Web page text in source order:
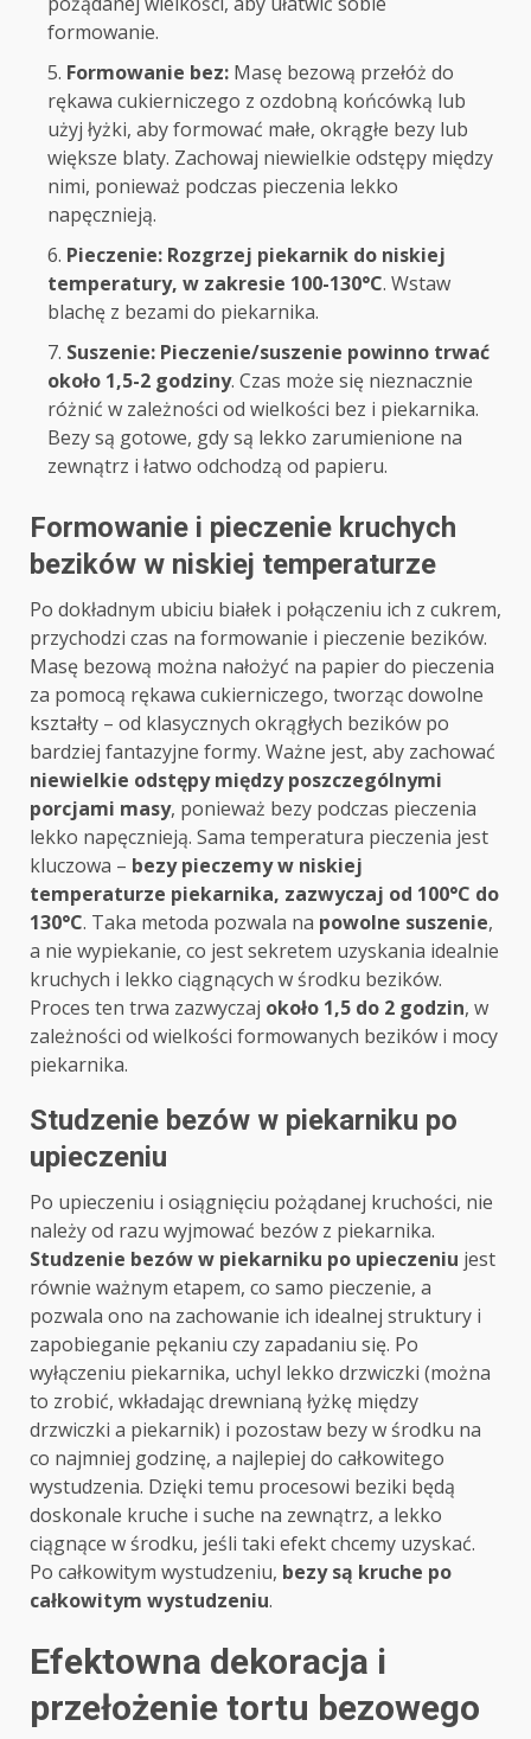
formowanie.
Formowanie bez: Masę bezową przełóż do
rękawa cukierniczego z ozdobną końcówką lub
użyj łyżki, aby formować małe, okrągłe bezy lub
większe blaty. Zachowaj niewielkie odstępy między
nimi, ponieważ podczas pieczenia lekko
napęcznieją.
Pieczenie: Rozgrzej piekarnik do niskiej
temperatury, w zakresie 100-130°C. Wstaw
blachę z bezami do piekarnika.
Suszenie: Pieczenie/suszenie powinno trwać
około 1,5-2 godziny. Czas może się nieznacznie
różnić w zależności od wielkości bez i piekarnika.
Bezy są gotowe, gdy są lekko zarumienione na
zewnątrz i łatwo odchodzą od papieru.
Formowanie i pieczenie kruchych
bezików w niskiej temperaturze
Po dokładnym ubiciu białek i połączeniu ich z cukrem,
przychodzi czas na formowanie i pieczenie bezików.
Masę bezową można nałożyć na papier do pieczenia
za pomocą rękawa cukierniczego, tworząc dowolne
kształty – od klasycznych okrągłych bezików po
bardziej fantazyjne formy. Ważne jest, aby zachować
niewielkie odstępy między poszczególnymi
porcjami masy, ponieważ bezy podczas pieczenia
lekko napęcznieją. Sama temperatura pieczenia jest
kluczowa – bezy pieczemy w niskiej
temperaturze piekarnika, zazwyczaj od 100°C do
130°C. Taka metoda pozwala na powolne suszenie,
a nie wypiekanie, co jest sekretem uzyskania idealnie
kruchych i lekko ciągnących w środku bezików.
Proces ten trwa zazwyczaj około 1,5 do 2 godzin, w
zależności od wielkości formowanych bezików i mocy
piekarnika.
Studzenie bezów w piekarniku po
upieczeniu
Po upieczeniu i osiągnięciu pożądanej kruchości, nie
należy od razu wyjmować bezów z piekarnika.
Studzenie bezów w piekarniku po upieczeniu jest
równie ważnym etapem, co samo pieczenie, a
pozwala ono na zachowanie ich idealnej struktury i
zapobieganie pękaniu czy zapadaniu się. Po
wyłączeniu piekarnika, uchyl lekko drzwiczki (można
to zrobić, wkładając drewnianą łyżkę między
drzwiczki a piekarnik) i pozostaw bezy w środku na
co najmniej godzinę, a najlepiej do całkowitego
wystudzenia. Dzięki temu procesowi beziki będą
doskonale kruche i suche na zewnątrz, a lekko
ciągnące w środku, jeśli taki efekt chcemy uzyskać.
Po całkowitym wystudzeniu, bezy są kruche po
całkowitym wystudzeniu.
Efektowna dekoracja i
przełożenie tortu bezowego